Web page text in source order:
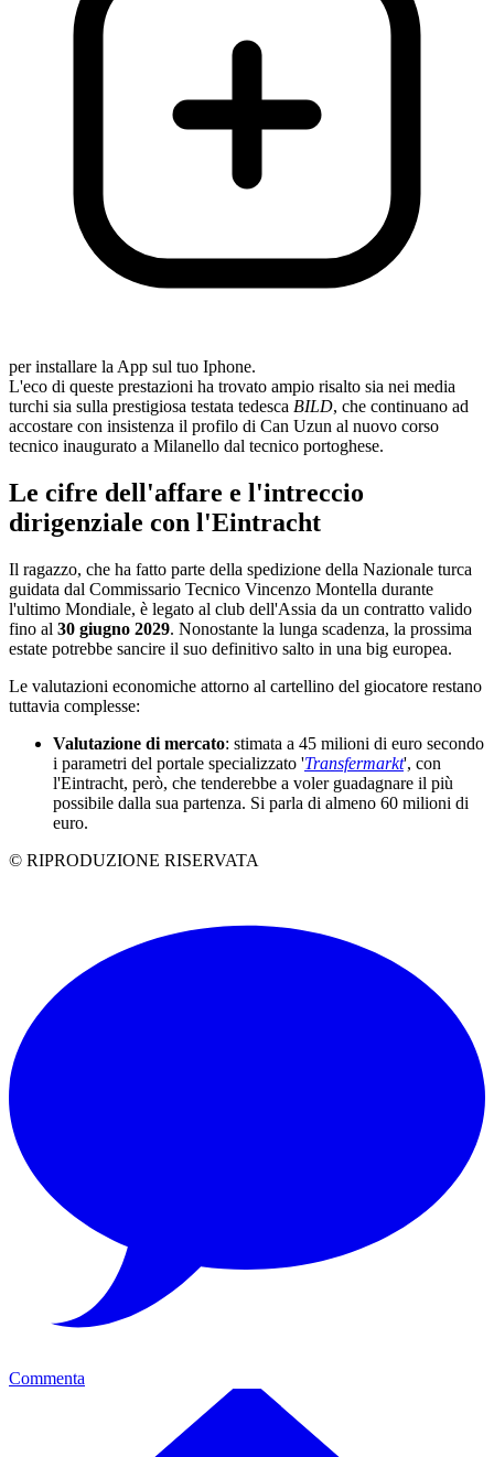
per installare la App sul tuo Iphone.
L'eco di queste prestazioni ha trovato ampio risalto sia nei media
turchi sia sulla prestigiosa testata tedesca BILD, che continuano ad
accostare con insistenza il profilo di Can Uzun al nuovo corso
tecnico inaugurato a Milanello dal tecnico portoghese.
Le cifre dell'affare e l'intreccio
dirigenziale con l'Eintracht
Il ragazzo, che ha fatto parte della spedizione della Nazionale turca
guidata dal Commissario Tecnico Vincenzo Montella durante
l'ultimo Mondiale, è legato al club dell'Assia da un contratto valido
fino al 30 giugno 2029. Nonostante la lunga scadenza, la prossima
estate potrebbe sancire il suo definitivo salto in una big europea.
Le valutazioni economiche attorno al cartellino del giocatore restano
tuttavia complesse:
Valutazione di mercato: stimata a 45 milioni di euro secondo
i parametri del portale specializzato 'Transfermarkt', con
l'Eintracht, però, che tenderebbe a voler guadagnare il più
possibile dalla sua partenza. Si parla di almeno 60 milioni di
euro.
© RIPRODUZIONE RISERVATA
Commenta